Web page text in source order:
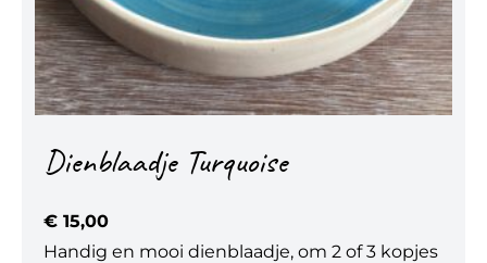
Dienblaadje Turquoise
€ 15,00
Handig en mooi dienblaadje, om 2 of 3 kopjes